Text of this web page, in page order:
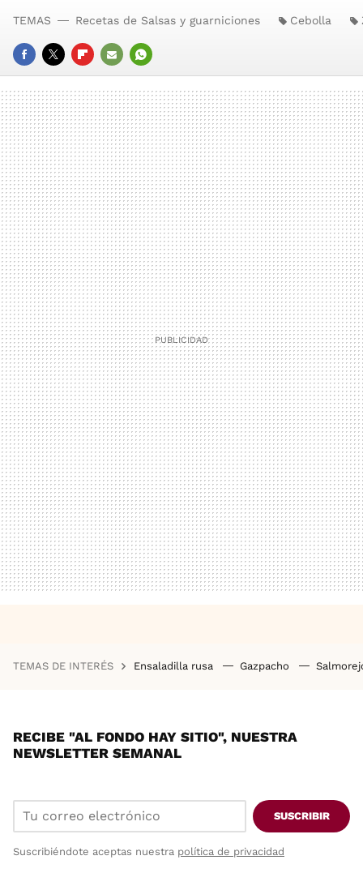
FACEBOOK
TWITTERFLIPBOARD
E-
MAIL
WHATSAPP
TEMAS Recetas de Salsas y guarniciones Cebolla
TEMAS DE INTERÉS Ensaladilla rusa Gazpacho
RECIBE "AL FONDO HAY SITIO", NUESTRA
NEWSLETTER SEMANAL
SUSCRIBIR
Suscribiéndote aceptas nuestra política de privacidad